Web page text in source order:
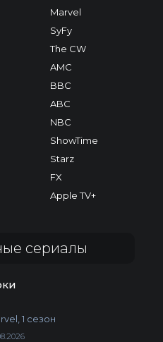
Marvel
SyFy
The CW
AMC
BBC
ABC
NBC
ShowTime
Starz
FX
Apple TV+
сериалы
1 сезон